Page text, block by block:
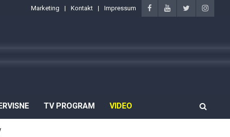
Marketing Kontakt Impressum
TV PROGRAM VIDEO